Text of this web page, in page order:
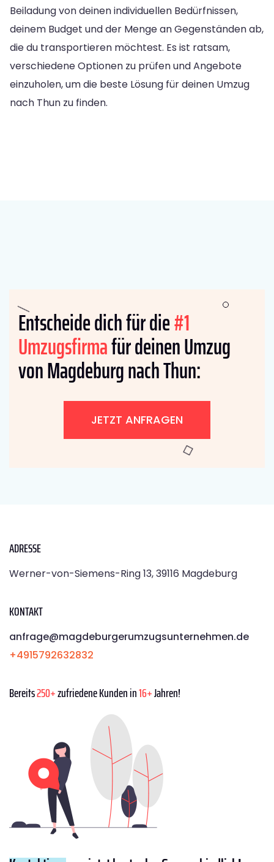
Beiladung von deinen individuellen Bedürfnissen,
deinem Budget und der Menge an Gegenständen ab,
die du transportieren möchtest. Es ist ratsam,
verschiedene Optionen zu prüfen und Angebote
einzuholen, um die beste Lösung für deinen Umzug
nach Thun zu finden.
Entscheide dich für die#1
Umzugsfirmafür deinen Umzug
von Magdeburg nach Thun:
JETZT ANFRAGEN
ADRESSE
Werner-von-Siemens-Ring 13, 39116 Magdeburg
KONTAKT
anfrage@magdeburgerumzugsunternehmen.de
+4915792632832
Bereits250+zufriedene Kunden in16+Jahren!